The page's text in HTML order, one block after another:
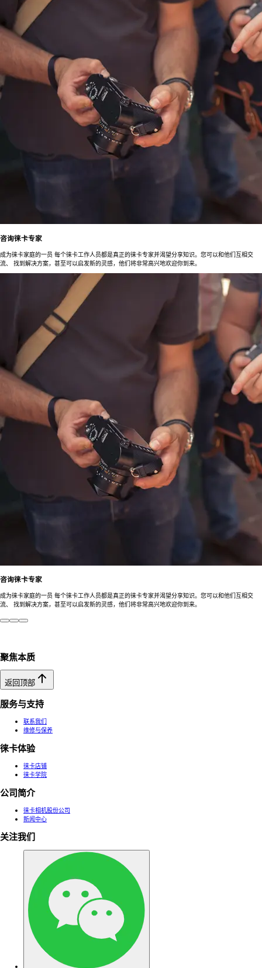
咨询徕卡专家
成为徕卡家庭的一员 每个徕卡工作人员都是真正的徕卡专家并渴望分享知识。您可以和他们互相交
流、 找到解决方案，甚至可以启发新的灵感，他们将非常高兴地欢迎你到来。
咨询徕卡专家
成为徕卡家庭的一员 每个徕卡工作人员都是真正的徕卡专家并渴望分享知识。您可以和他们互相交
流、 找到解决方案，甚至可以启发新的灵感，他们将非常高兴地欢迎你到来。
聚焦本质
返回顶部
服务与支持
联系我们
维修与保养
徕卡体验
徕卡店铺
徕卡学院
公司简介
徕卡相机股份公司
新闻中心
关注我们